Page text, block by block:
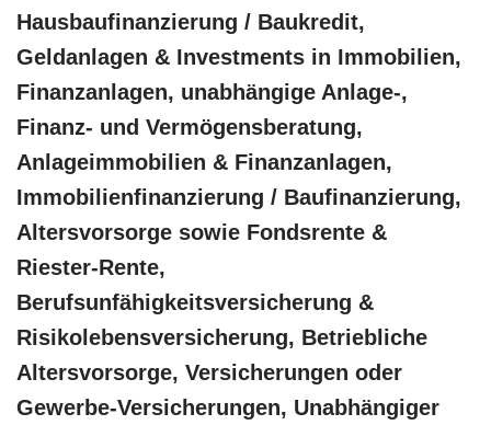
Hausbaufinanzierung / Baukredit,
Geldanlagen & Investments in Immobilien,
Finanzanlagen, unabhängige Anlage-,
Finanz- und Vermögensberatung,
Anlageimmobilien & Finanzanlagen,
Immobilienfinanzierung / Baufinanzierung,
Altersvorsorge sowie Fondsrente &
Riester-Rente,
Berufsunfähigkeitsversicherung &
Risikolebensversicherung, Betriebliche
Altersvorsorge, Versicherungen oder
Gewerbe-Versicherungen, Unabhängiger